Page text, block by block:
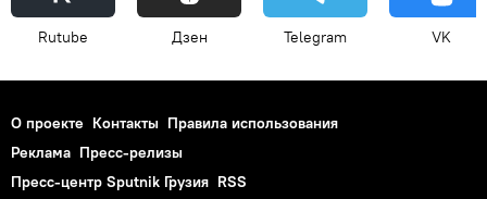
Rutube Дзен Telegram VK
О проекте Контакты Правила использования
Реклама Пресс-релизы
Пресс-центр Sputnik Грузия RSS